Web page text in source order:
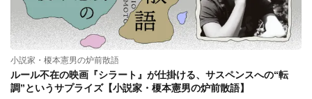
小説家・榎本憲男の炉前散語
ルール不在の映画『シラート』が仕掛ける、サスペンスへの“転
調”というサプライズ【小説家・榎本憲男の炉前散語】